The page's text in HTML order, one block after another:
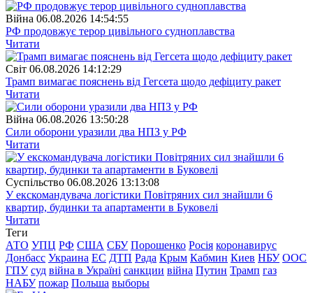
Війна 06.08.2026 14:54:55
РФ продовжує терор цивільного судноплавства
Читати
Свiт 06.08.2026 14:12:29
Трамп вимагає пояснень від Гегсета щодо дефіциту ракет
Читати
Війна 06.08.2026 13:50:28
Сили оборони уразили два НПЗ у РФ
Читати
Суспiльство 06.08.2026 13:13:08
У екскомандувача логістики Повітряних сил знайшли 6
квартир, будинки та апартаменти в Буковелі
Читати
Теги
АТО УПЦ РФ США СБУ Порошенко Росія коронавирус
Донбасс Украина ЕС ДТП Рада Крым Кабмин Киев НБУ ООС
ГПУ суд війна в Україні санкции війна Путин Трамп газ
НАБУ пожар Польша выборы